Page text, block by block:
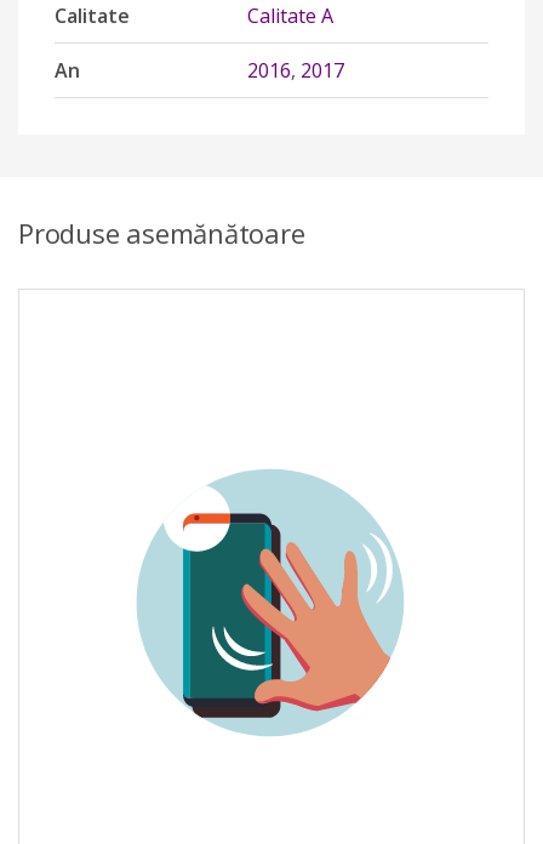
Calitate Calitate A
An 2016, 2017
Produse asemănătoare